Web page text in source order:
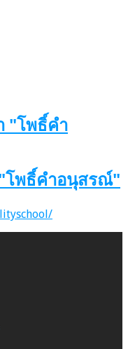
"โพธิ์คำอนุสรณ์"